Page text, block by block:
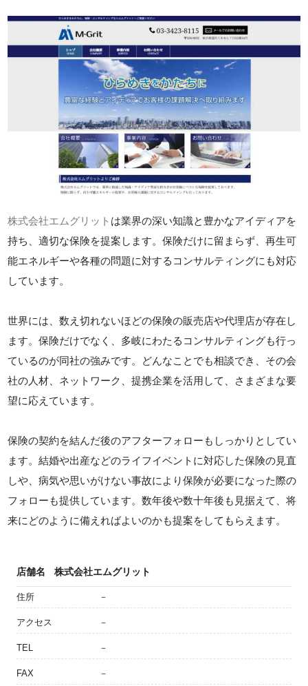
株式会社エムグリット は業界の深い知識と豊かなアイディアを
持ち、適切な保険を提案します。保険だけに留まらず、再生可
能エネルギーや各種の問題に対するコンサルティングにも対応
しています。
世界には、数え切れないほどの保険の販売店や代理店が存在し
ます。保険だけでなく、多岐にわたるコンサルティングも行っ
ているのが同社の強みです。どんなことでも相談でき、その会
社の人材、ネットワーク、提携企業を活用して、さまざまな要
望に応えています。
保険の契約を結んだ後のアフターフォローもしっかりとしてい
ます。結婚や出産などのライフイベントに対応した保険の見直
しや、病気や思いがけない事故により保険が必要になった際の
フォローも提供しています。数年後や数十年後も見据えて、将
来にどのように備えればよいのかも提案をしてもらえます。
店舗名 株式会社エムグリット
住所 －
アクセス －
TEL －
FAX －